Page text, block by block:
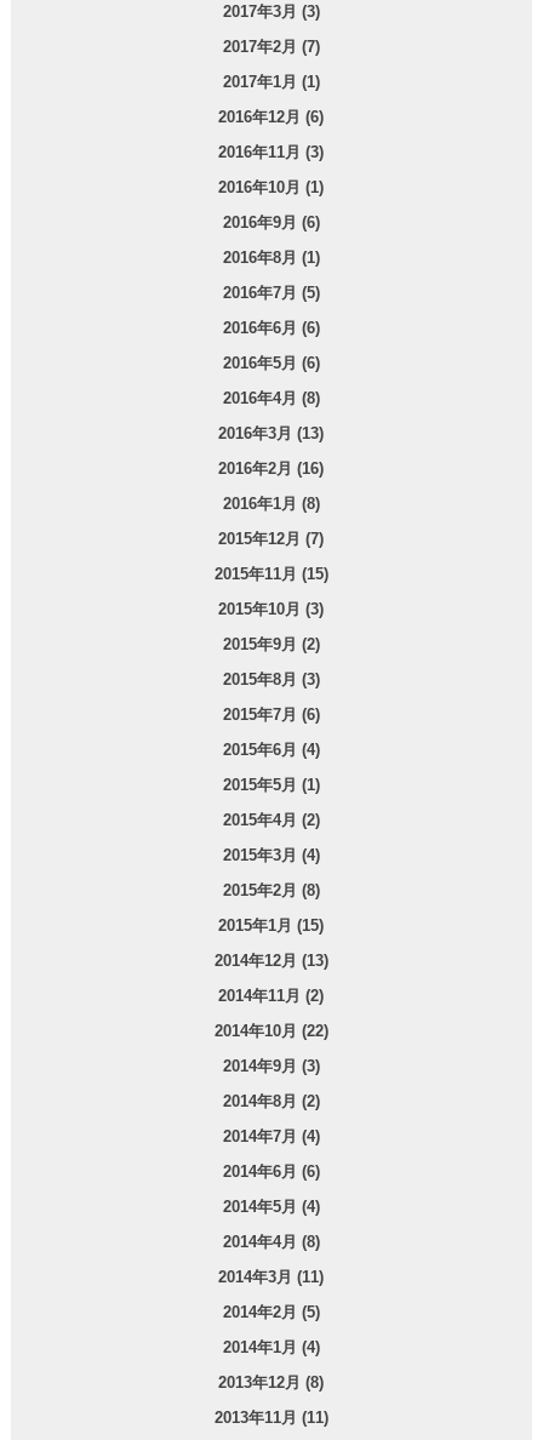
2017年3月 (3)
2017年2月 (7)
2017年1月 (1)
2016年12月 (6)
2016年11月 (3)
2016年10月 (1)
2016年9月 (6)
2016年8月 (1)
2016年7月 (5)
2016年6月 (6)
2016年5月 (6)
2016年4月 (8)
2016年3月 (13)
2016年2月 (16)
2016年1月 (8)
2015年12月 (7)
2015年11月 (15)
2015年10月 (3)
2015年9月 (2)
2015年8月 (3)
2015年7月 (6)
2015年6月 (4)
2015年5月 (1)
2015年4月 (2)
2015年3月 (4)
2015年2月 (8)
2015年1月 (15)
2014年12月 (13)
2014年11月 (2)
2014年10月 (22)
2014年9月 (3)
2014年8月 (2)
2014年7月 (4)
2014年6月 (6)
2014年5月 (4)
2014年4月 (8)
2014年3月 (11)
2014年2月 (5)
2014年1月 (4)
2013年12月 (8)
2013年11月 (11)